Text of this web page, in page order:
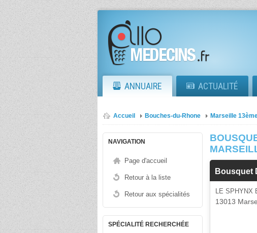
ANNUAIRE ACTUALITÉ
Accueil Bouches-du-Rhone Marseille
NAVIGATION
Page d'accueil
Retour à la liste
Retour aux spécialités
SPÉCIALITÉ RECHERCHÉE
Bousquet
LE SPHYNX
13013